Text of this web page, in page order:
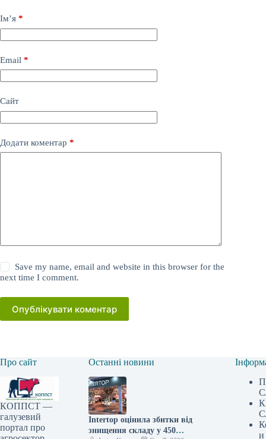
Ім’я *
Email *
Сайт
Додати коментар *
Save my name, email and website in this browser for the
next time I comment.
Опублікувати коментар
Про сайт
КОППСТ —
галузевий
портал про
Останні новини
Intertop оцінила збитки від
знищення складу у 450
и